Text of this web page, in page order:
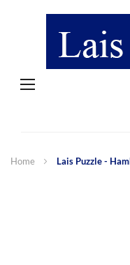
Navigation
Home Lais Puzzle -